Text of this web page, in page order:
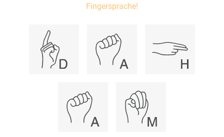
Fingersprache!